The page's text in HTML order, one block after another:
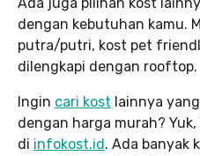
Ada juga pilihan kost
dengan kebutuhan kamu.
putra/putri, kost pet
dilengkapi dengan rooftop.
Ingin cari kost lainnya
dengan harga murah?
di infokost.id . Ada banyak